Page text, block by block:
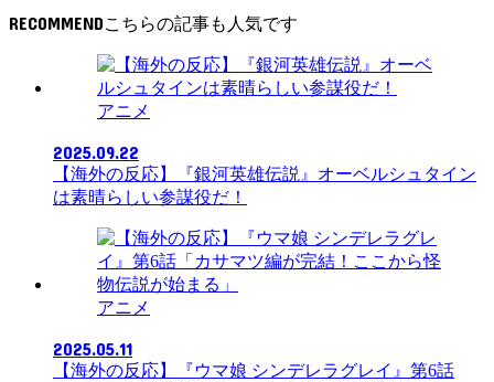
RECOMMEND
アニメ
2025.09.22
【海外の反応】『銀河英雄伝説』オーベルシュタイン
は素晴らしい参謀役だ！
アニメ
2025.05.11
【海外の反応】『ウマ娘 シンデレラグレイ』第6話